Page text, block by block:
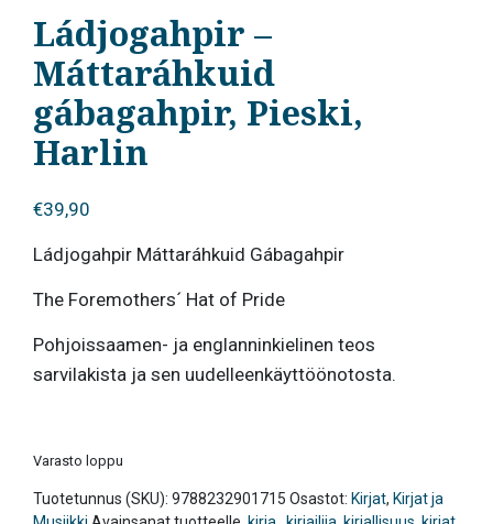
Ládjogahpir –
Máttaráhkuid
gábagahpir, Pieski,
Harlin
€39,90
Ládjogahpir Máttaráhkuid Gábagahpir
The Foremothers´ Hat of Pride
Pohjoissaamen- ja englanninkielinen teos
sarvilakista ja sen uudelleenkäyttöönotosta.
Varasto loppu
Tuotetunnus (SKU): 9788232901715 Osastot: Kirjat, Kirjat ja